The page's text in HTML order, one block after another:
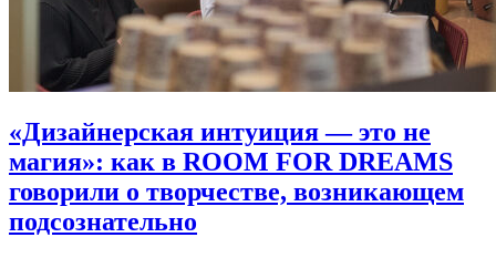
«Дизайнерская интуиция — это не
магия»: как в ROOM FOR DREAMS
говорили о творчестве, возникающем
подсознательно